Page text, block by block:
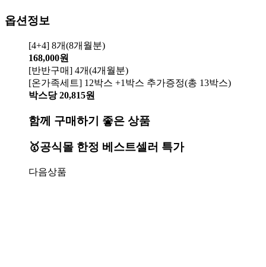
옵션정보
[4+4] 8개(8개월분)
168,000원
[반반구매] 4개(4개월분)
[온가족세트] 12박스 +1박스 추가증정(총 13박스)
박스당 20,815원
함께 구매하기 좋은 상품
🥇공식몰 한정 베스트셀러 특가
다음상품